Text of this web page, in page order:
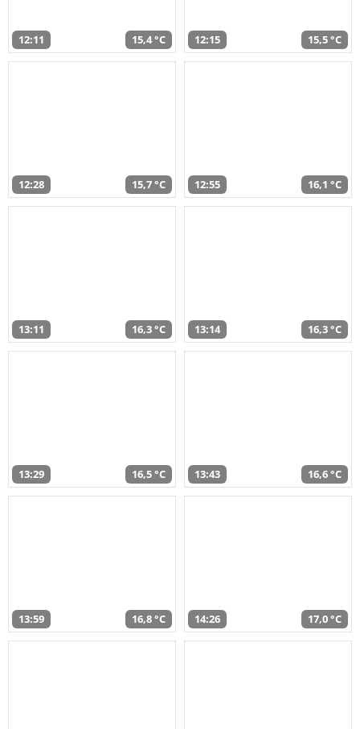
12:11 15,4 °C 12:15 15,5 °C
12:28 15,7 °C 12:55 16,1 °C
13:11 16,3 °C 13:14 16,3 °C
13:29 16,5 °C 13:43 16,6 °C
13:59 16,8 °C 14:26 17,0 °C